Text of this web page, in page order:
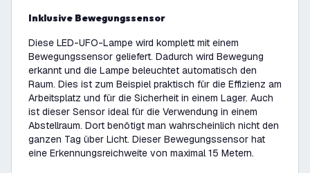
Inklusive Bewegungssensor
Diese LED-UFO-Lampe wird komplett mit einem
Bewegungssensor geliefert. Dadurch wird Bewegung
erkannt und die Lampe beleuchtet automatisch den
Raum. Dies ist zum Beispiel praktisch für die Effizienz am
Arbeitsplatz und für die Sicherheit in einem Lager. Auch
ist dieser Sensor ideal für die Verwendung in einem
Abstellraum. Dort benötigt man wahrscheinlich nicht den
ganzen Tag über Licht. Dieser Bewegungssensor hat
eine Erkennungsreichweite von maximal 15 Metern.